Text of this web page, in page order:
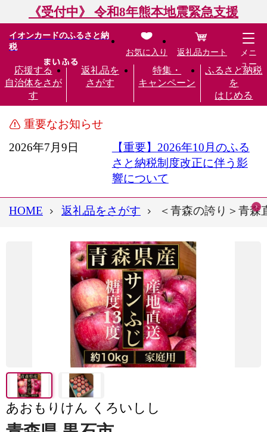
《受付中》 令和8年熊本地震緊急支援
イオンカードのふるさと納
税
応援する
自治体をさが
す
返礼品を
さがす
特集・
キャンペーン
ふるさと納税
を
はじめる
お気に入り 返礼品カート
メニ
ュー
重要なお知らせ
2026年7月9日
【重要】2026年10月のふる
さと納税制度改正に伴う影
響について
HOME 返礼品をさがす ＜青森の誇り＞青森
あおもりけん くろいしし